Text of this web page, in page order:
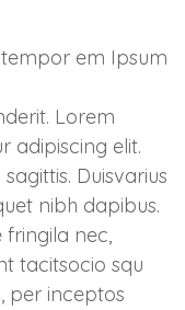
em Ipsum
Lorem
adipiscing elit.
Duisvarius
nibh dapibus.
fringila nec,
tacitsocio squ
per inceptos